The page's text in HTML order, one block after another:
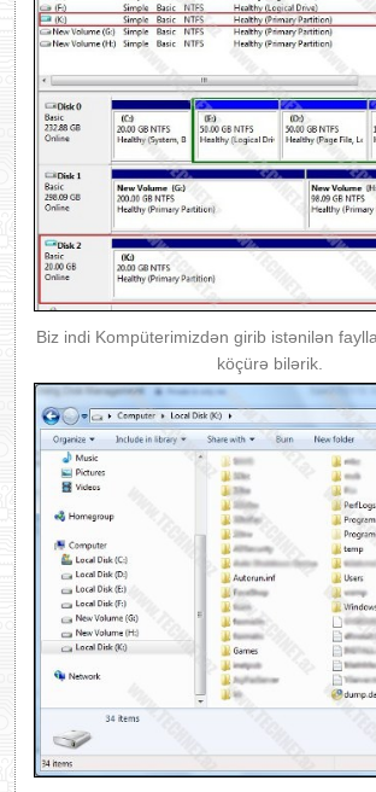
Biz indi Kompüterimizdən girib istənilən
köçürə bilərik.